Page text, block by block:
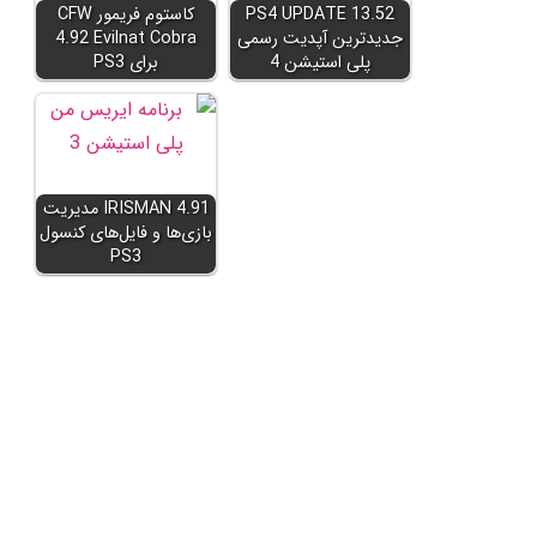
کاستوم فریمور CFW
4.92 Evilnat Cobra
برای PS3
PS4 UPDATE 13.52
جدیدترین آپدیت رسمی
پلی استیشن 4
IRISMAN 4.91 مدیریت
بازی‌ها و فایل‌های کنسول
PS3